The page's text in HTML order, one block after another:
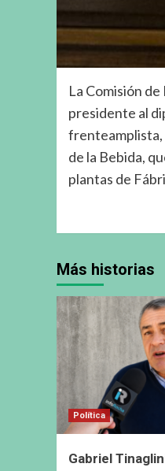
La Comisión
presidente al
frenteamplista,
de la Bebida,
plantas de
Más historias
Política
Gabriel